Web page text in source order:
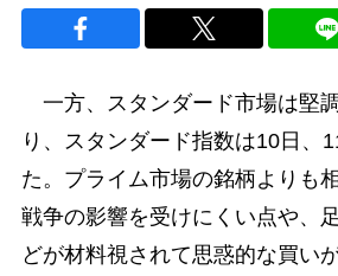
一方、スタンダード市場は堅
り、スタンダード指数は10日、
た。プライム市場の銘柄よりも
戦争の影響を受けにくい点や、
どが材料視されて思惑的な買い